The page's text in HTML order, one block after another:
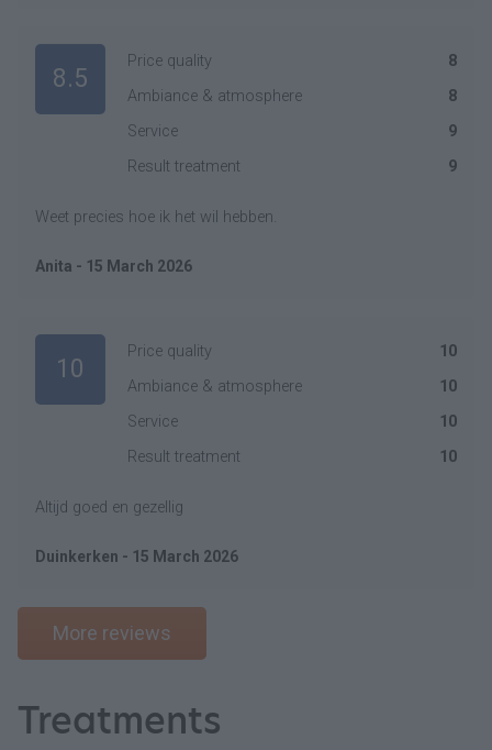
8.5
Price quality
8
Ambiance & atmosphere
8
Service
9
Result treatment
9
Weet precies hoe ik het wil hebben.
Anita - 15 March 2026
10
Price quality
10
Ambiance & atmosphere
10
Service
10
Result treatment
10
Altijd goed en gezellig
Duinkerken - 15 March 2026
More reviews
Treatments